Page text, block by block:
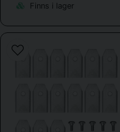
Finns i lager